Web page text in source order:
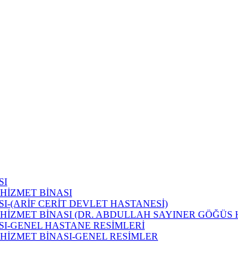
BİNASI
(ARİF CERİT DEVLET HASTANESİ)
BİNASI (DR. ABDULLAH SAYINER
GENEL HASTANE RESİMLERİ
BİNASI-GENEL RESİMLER